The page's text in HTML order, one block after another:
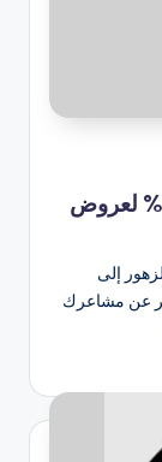
كود خصم روز فالي أحدث كوبون 10% لعروض
إلى
عن مشاعرك